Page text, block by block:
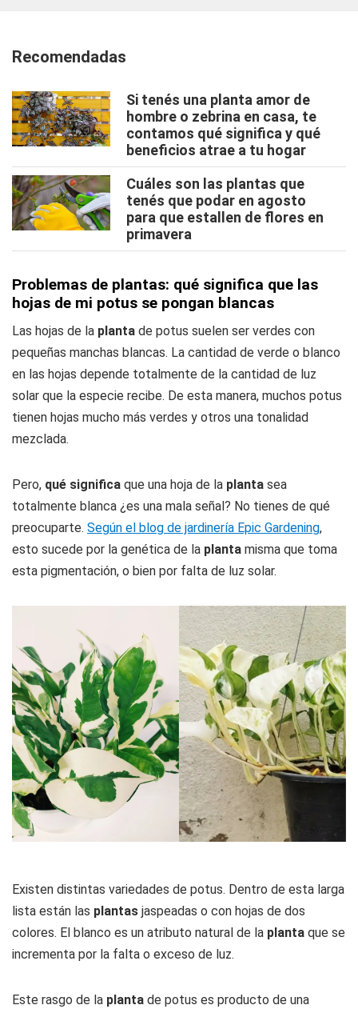
Recomendadas
Si tenés una planta amor de
hombre o zebrina en casa, te
contamos qué significa y qué
beneficios atrae a tu hogar
Cuáles son las plantas que
tenés que podar en agosto
para que estallen de flores en
primavera
Problemas de plantas: qué significa que las
hojas de mi potus se pongan blancas
Las hojas de la planta de potus suelen ser verdes con
pequeñas manchas blancas. La cantidad de verde o blanco
en las hojas depende totalmente de la cantidad de luz
solar que la especie recibe. De esta manera, muchos potus
tienen hojas mucho más verdes y otros una tonalidad
mezclada.
Pero, qué significa que una hoja de la planta sea
totalmente blanca ¿es una mala señal? No tienes de qué
preocuparte. Según el blog de jardinería Epic Gardening,
esto sucede por la genética de la planta misma que toma
esta pigmentación, o bien por falta de luz solar.
Existen distintas variedades de potus. Dentro de esta larga
lista están las plantas jaspeadas o con hojas de dos
colores. El blanco es un atributo natural de la planta que se
incrementa por la falta o exceso de luz.
Este rasgo de la planta de potus es producto de una